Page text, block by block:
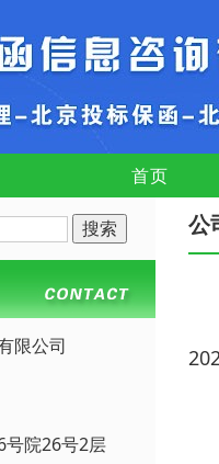
首页
限公司
号院26号2层
公